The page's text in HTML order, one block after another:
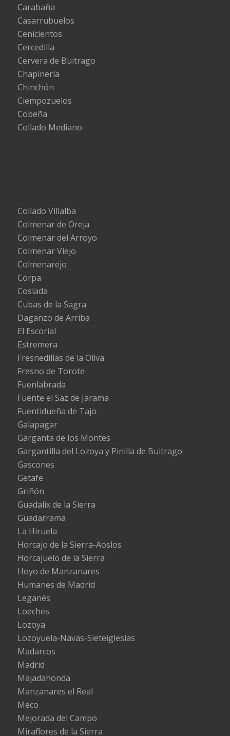
Carabaña
Casarrubuelos
Cenicientos
Cercedilla
Cervera de Buitrago
Chapinería
Chinchón
Ciempozuelos
Cobeña
Collado Mediano
Collado Villalba
Colmenar de Oreja
Colmenar del Arroyo
Colmenar Viejo
Colmenarejo
Corpa
Coslada
Cubas de la Sagra
Daganzo de Arriba
El Escorial
Estremera
Fresnedillas de la Oliva
Fresno de Torote
Fuenlabrada
Fuente el Saz de Jarama
Fuentidueña de Tajo
Galapagar
Garganta de los Montes
Gargantilla del Lozoya y Pinilla de Buitrago
Gascones
Getafe
Griñón
Guadalix de la Sierra
Guadarrama
La Hiruela
Horcajo de la Sierra-Aoslos
Horcajuelo de la Sierra
Hoyo de Manzanares
Humanes de Madrid
Leganés
Loeches
Lozoya
Lozoyuela-Navas-Sieteiglesias
Madarcos
Madrid
Majadahonda
Manzanares el Real
Meco
Mejorada del Campo
Miraflores de la Sierra